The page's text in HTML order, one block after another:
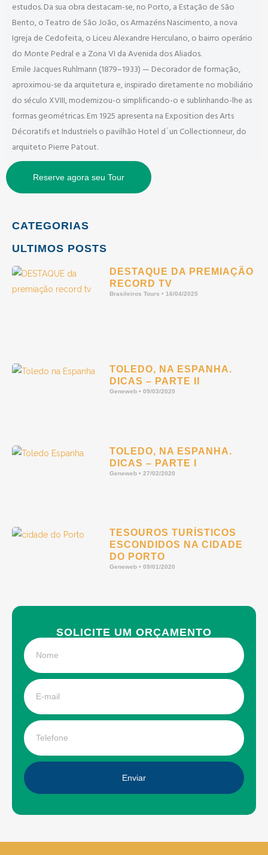
CATEGORIAS
ULTIMOS POSTS
DESTAQUE DA PREMIAÇÃO
RECORD TV
Brasileiros Tours 16/04/2025
TOLEDO, NA ESPANHA.
DICAS – PARTE II
Geneweb 09/03/2020
TOLEDO, NA ESPANHA.
DICAS – PARTE I
Geneweb 27/02/2020
TESOUROS TURÍSTICOS
ESCONDIDOS NA CIDADE
DO PORTO
Geneweb 09/01/2020
SOLICITE UM ORÇAMENTO
Enviar
estudos. Da sua obra destacam-se, no Porto, a Estação de São
Bento, o Teatro de São João, os Armazéns Nascimento, a nova
Igreja de Cedofeita, o Liceu Alexandre Herculano, o bairro operário
do Monte Pedral e a Zona VI da Avenida dos Aliados.
Emile Jacques Ruhlmann (1879–1933) — Decorador de formação,
aproximou-se da arquitetura e, inspirado diretamente no mobiliário
do século XVIII, modernizou-o simplificando-o e sublinhando-lhe as
formas geométricas. Em 1925 apresenta na Exposition des Arts
Décoratifs et Industriels o pavilhão Hotel d´un Collectionneur, do
arquiteto Pierre Patout.
Reserve agora seu Tour